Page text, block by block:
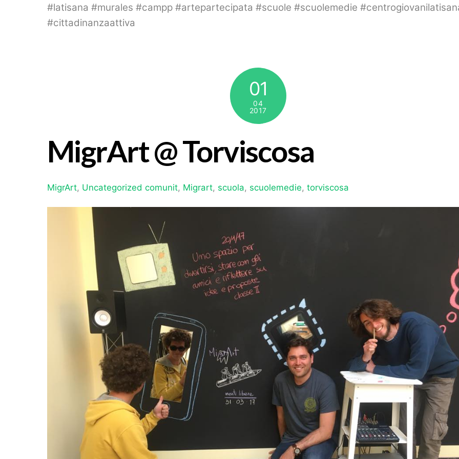
#latisana #murales #campp #artepartecipata #scuole #scuolemedie
#cittadinanzaattiva
01
04
2017
MigrArt @ Torviscosa
MigrArt, Uncategorized comunit, Migrart, scuola, scuolemedie, torviscosa